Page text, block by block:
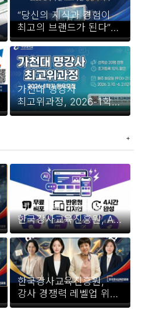
“당신의 지식과 경험이
최고의 브랜드가 된다”
가천대 명강사
최고위과정, 2026-2학기
원우 모집 개시
가천대 명강사
최고위과정, 2026-1학기
원우 모집
“비싼 외주 비용 제로!”
한국강사교육진흥원, AI
대화로 완성하는 ‘무료
반응형 웹사이트 제작’
특강 수강생 모집
한국강사교육진흥원,
강사 경쟁력 레벨업 위한
‘6월 프리미엄 통합